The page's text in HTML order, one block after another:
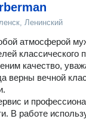
Ленинский
атмосферой
классического
качество,
верны вечной
и
В работе